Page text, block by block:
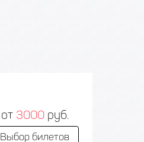
от 3000руб.
Выбор билетов